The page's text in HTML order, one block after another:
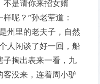
不是请你来招女婿
呢？”孙老荤道：
州里的老夫子，自然
人闲谈了好一回，船
子掏出表来一看，九
客没来，连着周小驴